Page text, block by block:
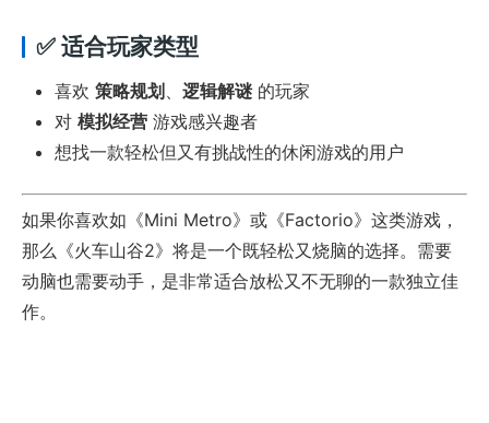
✅ 适合玩家类型
喜欢 策略规划 逻辑解谜 的玩家
对 模拟经营 游戏感兴趣者
想找一款轻松但又有挑战性的休闲游戏的用户
如果你喜欢如《Mini Metro》或《Factorio》这类游戏，
那么《火车山谷2》将是一个既轻松又烧脑的选择。需要
动脑也需要动手，是非常适合放松又不无聊的一款独立佳
作。